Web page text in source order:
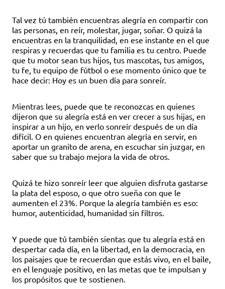
Tal vez tú también encuentras alegría en compartir con
las personas, en reír, molestar, jugar, soñar. O quizá la
encuentras en la tranquilidad, en ese instante en el que
respiras y recuerdas que tu familia es tu centro. Puede
que tu motor sean tus hijos, tus mascotas, tus amigos,
tu fe, tu equipo de fútbol o ese momento único que te
hace decir: Hoy es un buen día para sonreír.
Mientras lees, puede que te reconozcas en quienes
dijeron que su alegría está en ver crecer a sus hijas, en
inspirar a un hijo, en verlo sonreír después de un día
difícil. O en quienes encuentran alegría en servir, en
aportar un granito de arena, en escuchar sin juzgar, en
saber que su trabajo mejora la vida de otros.
Quizá te hizo sonreír leer que alguien disfruta gastarse
la plata del esposo, o que otro sueña con que le
aumenten el 23%. Porque la alegría también es eso:
humor, autenticidad, humanidad sin filtros.
Y puede que tú también sientas que tu alegría está en
despertar cada día, en la libertad, en la democracia, en
los paisajes que te recuerdan que estás vivo, en el baile,
en el lenguaje positivo, en las metas que te impulsan y
los propósitos que te sostienen.